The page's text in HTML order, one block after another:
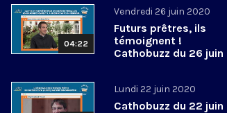
04:22
Vendredi 26 juin 2020
Futurs prêtres, ils
témoignent !
Cathobuzz du 26 juin
Lundi 22 juin 2020
Cathobuzz du 22 juin